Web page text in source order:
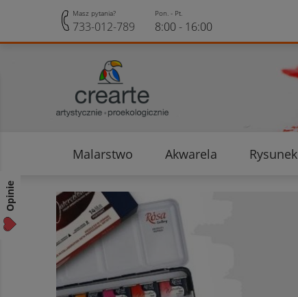
Malarstwo Akwarela Rysunek
Masz pytania?
733-012-789
Pon. - Pt.
8:00 - 16:00
Opinie